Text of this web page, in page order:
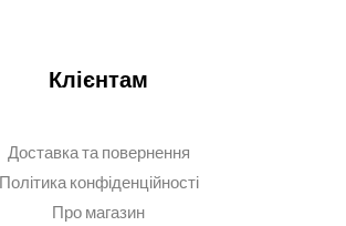
Клієнтам
Доставка та повернення
Політика конфіденційності
Про магазин